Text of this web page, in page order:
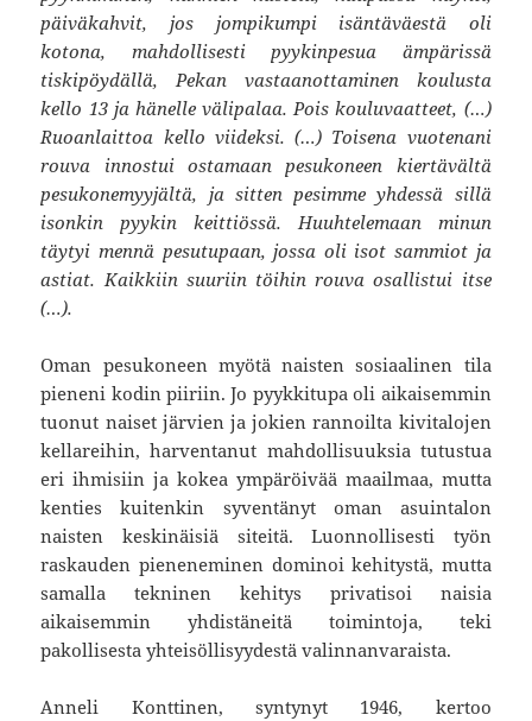
päiväkahvit, jos jompikumpi isäntäväestä oli
kotona, mahdollisesti pyykinpesua ämpärissä
tiskipöydällä, Pekan vastaanottaminen koulusta
kello 13 ja hänelle välipalaa. Pois kouluvaatteet, (…)
Ruoanlaittoa kello viideksi. (…) Toisena vuotenani
rouva innostui ostamaan pesukoneen kiertävältä
pesukonemyyjältä, ja sitten pesimme yhdessä sillä
isonkin pyykin keittiössä. Huuhtelemaan minun
täytyi mennä pesutupaan, jossa oli isot sammiot ja
astiat. Kaikkiin suuriin töihin rouva osallistui itse
(…).
Oman pesukoneen myötä naisten sosiaalinen tila
pieneni kodin piiriin. Jo pyykkitupa oli aikaisemmin
tuonut naiset järvien ja jokien rannoilta kivitalojen
kellareihin, harventanut mahdollisuuksia tutustua
eri ihmisiin ja kokea ympäröivää maailmaa, mutta
kenties kuitenkin syventänyt oman asuintalon
naisten keskinäisiä siteitä. Luonnollisesti työn
raskauden pieneneminen dominoi kehitystä, mutta
samalla tekninen kehitys privatisoi naisia
aikaisemmin yhdistäneitä toimintoja, teki
pakollisesta yhteisöllisyydestä valinnanvaraista.
Anneli Konttinen, syntynyt 1946, kertoo